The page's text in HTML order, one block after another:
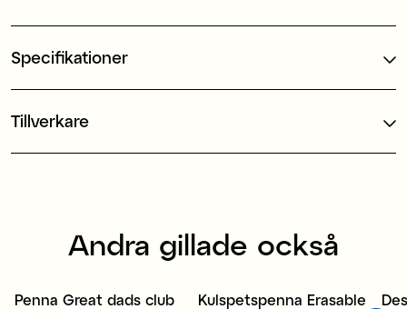
Specifikationer
Tillverkare
Andra gillade också
Penna Great dads club
Kulspetspenna Erasable